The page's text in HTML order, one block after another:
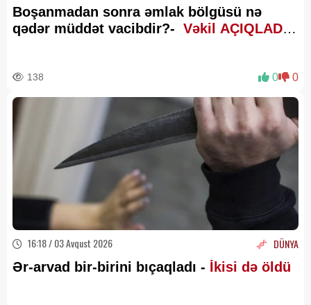
Boşanmadan sonra əmlak bölgüsü nə
qədər müddət vacibdir?- Vəkil AÇIQLADI
138 0 0
16:18 / 03 Avqust 2026 DÜNYA
Ər-arvad bir-birini bıçaqladı - İkisi də öldü